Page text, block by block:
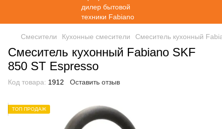
Смесители Кухонные смесители Смеситель кухонный
Смеситель кухонный Fabiano SKF
850 ST Espresso
Код товара: 1912 Оставить отзыв
ТОП ПРОДАЖ